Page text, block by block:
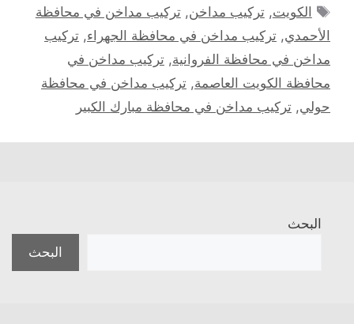
الوسوم
الكويت,تركيب مداخن,تركيب مداخن في محافظة
الأحمدي, تركيب مداخن في محافظة الجهراء, تركيب
مداخن في محافظة الفروانية, تركيب مداخن في
محافظة الكويت العاصمة, تركيب مداخن في محافظة
حولي, تركيب مداخن في محافظة مبارك الكبير
البحث
البحث